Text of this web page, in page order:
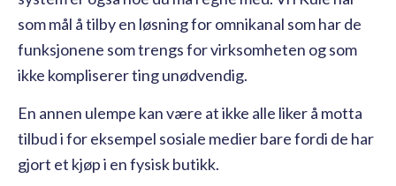
som mål å tilby en løsning for omnikanal som har de
funksjonene som trengs for virksomheten og som
ikke kompliserer ting unødvendig.
En annen ulempe kan være at ikke alle liker å motta
tilbud i for eksempel sosiale medier bare fordi de har
gjort et kjøp i en fysisk butikk.